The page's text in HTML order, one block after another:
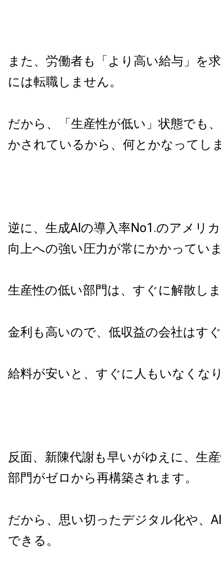
また、労働者も「より高い給与」を
には転職しません。
だから、「生産性が低い」状態でも
かされているから、何とかなってし
逆に、生成AIの導入率No1.のアメリ
向上への強い圧力が常にかかってい
生産性の低い部門は、すぐに解散し
金利も高いので、低収益の会社はす
給料が安いと、すぐに人もいなくな
反面、新陳代謝も早いがゆえに、生
部門がゼロから再構築されます。
だから、思い切ったデジタル化や、
できる。